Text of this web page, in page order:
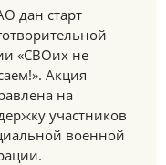
дан старт
«СВОих не
Акция
на
участников
военной